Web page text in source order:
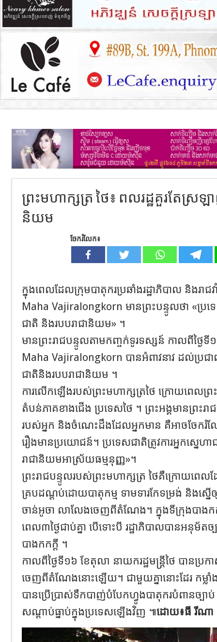
ព្រះមហាក្សត្រ ថៃ៖ ពលរដ្ឋ​គួរតែស្រឡ
និយម​
ចែករំលែក៖
ក្នុងពេលដែលក្រុមបាតុករ​ប្រឆាំងរដ្ឋាភិបាល និងរាជ
Maha Vajiralongkorn មានព្រះបន្ទូលថា​ «ប្រទេ
ជាតិ និងរបបរាជានិយម​» ។
មានព្រះរាជបន្ទូលតាមកញ្ចក់ទូរទស្សន៍ កាលពីថ្ងៃ
Maha Vajiralongkorn បានអំពាវនាវ​ ដល់ប្រ
ជាតិនិងរបបរាជានិយម ។
ការលើកឡើងរបស់ព្រះមហាក្សត្រ​ថៃ​ ក្រោយពេលព្
តំបន់ភាគខាងជើង ប្រទេសថៃ​ ។ ព្រះអង្គ​មានព្រះ
របស់អ្នក​ និងចំណេះដឹងដែលអ្នកមាន គឺអាចចែក
រឿងមានប្រយោជន៍។ ប្រទេសជាតិត្រូវការអ្នកស្នេហ
រាជានិយមអាស្រ័យធម្មនុញ្ញ»។
ព្រះរាជបន្ទូលរបស់ព្រះមហាក្សត្រ ថៃគឺក្រោយពេ
គ្របដណ្តប់ដោយ​​បាតុកម្ម ទាមទារកែទម្រង់ និងស្នើឲ្
ចាន់អូចា លាលែងចេញពីតំណែង​​។ ក្នុងទីក្រុងបាងក
ពេល​៣ថ្ងៃជាប់គ្នា បើទោះបី រដ្ឋាភិបាលបានអនុម័តច្
បាងកកក្តី ។
កាលពីថ្ងៃទី​១៦ ខែតុលា ​នាយករដ្ឋមន្ត្រីថៃ បានប្
ចេញពីតំណែងនោះឡើយ។ ជាមួយគ្នានោះដែរ កម្ល
បានប្រើប្រាស់ទឹក​បាញ់បំបែកហ្វូងបាតុករ​បំពានច្បា
សណ្តាប់ធ្នាប់ក្នុងប្រទេស​ឡើងវិញ ៕ដោយ៖ធី រីណា